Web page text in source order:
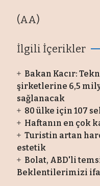
(AA)
İlgili İçerikler
Bakan Kacır:
şirketlerine 6,5
sağlanacak
80 ülke için 107
Haftanın en çok
Turistin artan
estetik
Bolat, ABD'li
Beklentilerimizi